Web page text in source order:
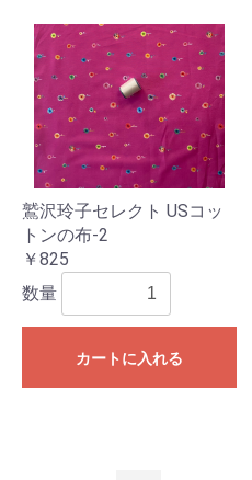
鷲沢玲子セレクト USコッ
トンの布-2
￥825
数量
カートに入れる